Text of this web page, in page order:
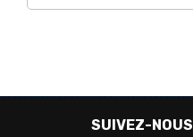
SUIVEZ-NOUS